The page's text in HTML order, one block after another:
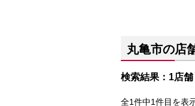
丸亀市の店
検索結果：1店舗
全1件中1件目を表